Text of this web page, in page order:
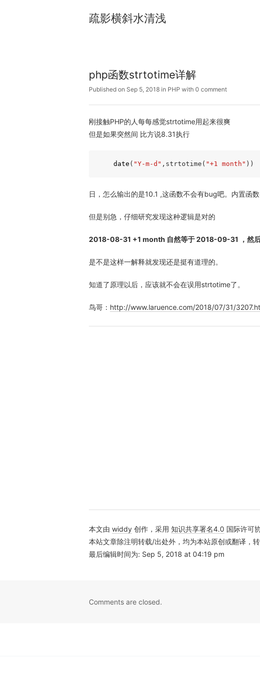
疏影横斜水清浅
php函数strtotime详解
Published on Sep 5, 2018 in PHP with 0 comment
刚接触PHP的人每每感觉strtotime用起来很爽
但是如果突然间 比方说8.31执行
date ( "Y-m-d" ,strtotime( "+1 month" ))
日，怎么输出的是10.1 ,这函数不会有bug吧。内置函
但是别急，仔细研究发现这种逻辑是对的
2018-08-31 +1 month 自然等于 2018-09-31 ，然
是不是这样一解释就发现还是挺有道理的。
知道了原理以后，应该就不会在误用strtotime了。
鸟哥： http://www.laruence.com/2018/07/31/
本文由 widdy 创作，采用 知识共享署名4.0 国际许可
本站文章除注明转载/出处外，均为本站原创或翻译，
最后编辑时间为: Sep 5, 2018 at 04:19 pm
Comments are closed.